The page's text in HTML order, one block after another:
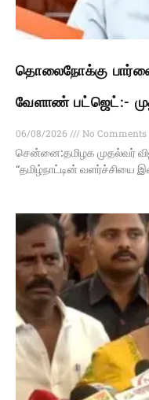
தொலைநோக்கு
வேளாண் பட்ஜெட்:-
06/08/2026
No Comments
சென்னை:தமிழக முதல்வர்
“தமிழ்நாட்டின் வளர்ச்சியை